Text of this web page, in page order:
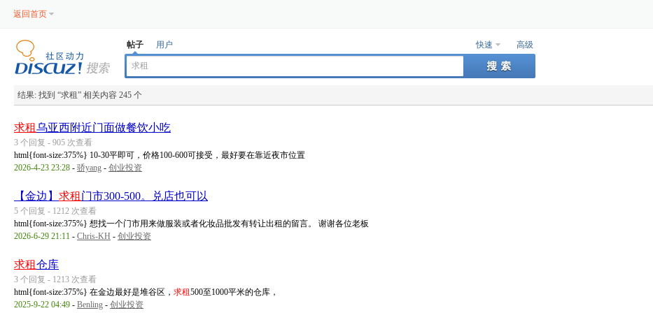
返回首页
快速 高级
帖子 用户
结果: 找到 “求租” 相关内容 245 个
求租乌亚西附近门面做餐饮小吃
3 个回复 - 905 次查看
html{font-size:375%} 10-30平即可，价格100-600可接受，最好要在靠近夜市位置
2026-4-23 23:28 - 骄yang - 创业投资
【金边】 求租 门市300-500。兑店也可以
5 个回复 - 1212 次查看
html{font-size:375%} 想找一个门市用来做服装或者化妆品批发有转让出租的留言。 谢谢各位老板
2026-6-29 21:11 - Chris-KH - 创业投资
求租仓库
3 个回复 - 1213 次查看
html{font-size:375%} 在金边最好是堆谷区， 求租500至1000平米的仓库，
2025-9-22 04:49 - Benling - 创业投资